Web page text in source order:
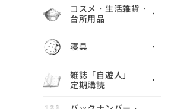
コスメ・生活雑貨・
台所用品
寝具
雑誌「自遊人」
定期購読